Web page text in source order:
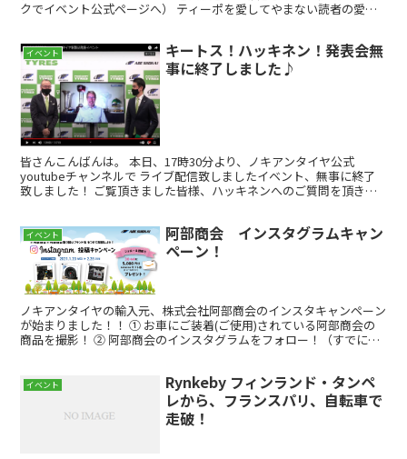
クでイベント公式ページへ） ティーポを愛してやまない読者の愛車
イベント
キートス！ハッキネン！発表会無
事に終了しました♪
皆さんこんばんは。 本日、17時30分より、ノキアンタイヤ公式
youtubeチャンネルで ライブ配信致しましたイベント、無事に終了
致しました！ ご覧頂きました皆様、ハッキネンへのご質問を頂きま
イベント
阿部商会 インスタグラムキャン
ペーン！
ノキアンタイヤの輸入元、株式会社阿部商会のインスタキャンペーン
が始まりました！！ ① お車にご装着(ご使用)されている阿部商会の
商品を撮影！ ② 阿部商会のインスタグラムをフォロー！（すでにフ
イベント
Rynkeby フィンランド・タンペ
レから、フランスパリ、自転車で
走破！